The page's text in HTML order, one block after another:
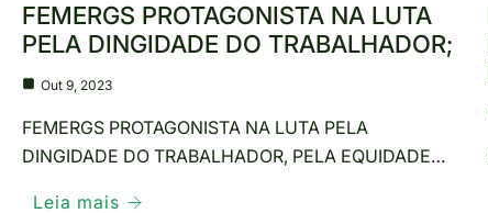
FEMERGS PROTAGONISTA NA LUTA
PELA DINGIDADE DO TRABALHADOR;
Out 9, 2023
FEMERGS PROTAGONISTA NA LUTA PELA
DINGIDADE DO TRABALHADOR, PELA EQUIDADE…
Leia mais